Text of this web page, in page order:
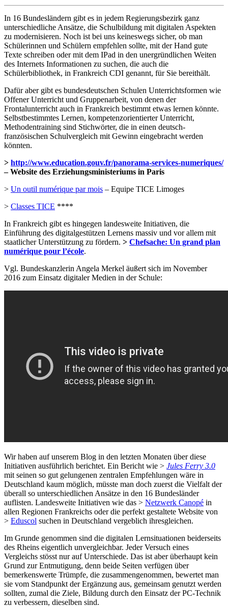
In 16 Bundesländern gibt es in jedem Regierungsbezirk ganz
unterschiedliche Ansätze, die Schulbildung mit digitalen Aspekten
zu modernisieren. Noch ist bei uns keineswegs sicher, ob man
Schülerinnen und Schülern empfehlen sollte, mit der Hand gute
Texte schreiben oder mit dem IPad in den unergründlichen Weiten
des Internets Informationen zu suchen, die auch die
Schülerbibliothek, in Frankreich CDI genannt, für Sie bereithält.
Dafür aber gibt es bundesdeutschen Schulen Unterrichtsformen wie
Offener Unterricht und Gruppenarbeit, von denen der
Frontalunterricht auch in Frankreich bestimmt etwas lernen könnte.
Selbstbestimmtes Lernen, kompetenzorientierter Unterricht,
Methodentraining sind Stichwörter, die in einen deutsch-
französischen Schulvergleich mit Gewinn eingebracht werden
könnten.
> http://www.education.gouv.fr/panorama-services-numeriques/
– Website des Erziehungsministeriums in Paris
> Un outil numérique par mois – Equipe TICE Limoges
> Classes TICE ****
In Frankreich gibt es hingegen landesweite Initiativen, die
Einführung des digitalgestützen Lernens massiv und vor allem mit
staatlicher Unterstützung zu fördern. > Chefsache: Un grand plan
numérique pour l’école.
Vgl. Bundeskanzlerin Angela Merkel äußert sich im November
2016 zum Einsatz digitaler Medien in der Schule:
Wir haben auf unserem Blog in den letzten Monaten über diese
Initiativen ausführlich berichtet. Ein Bericht wie > Jules Ferry 3.0
mit seinen so gut gelungenen zentralen Empfehlungen wäre in
Deutschland kaum möglich, müsste man doch zuerst die Vielfalt der
überall so unterschiedlichen Ansätze in den 16 Bundesländer
auflisten. Landesweite Initiativen wie das > Netzwerk Canopé in
allen Regionen Frankreichs oder die perfekt gestaltete Website von
> Eduscol suchen in Deutschland vergeblich ihresgleichen.
Im Grunde genommen sind die digitalen Lernsituationen beiderseits
des Rheins eigentlich unvergleichbar. Jeder Versuch eines
Vergleichs stösst nur auf Unterschiede. Das ist aber überhaupt kein
Grund zur Entmutigung, denn beide Seiten verfügen über
bemerkenswerte Trümpfe, die zusammengenommen, bewertet man
sie vom Standpunkt der Ergänzung aus, gemeinsam genutzt werden
sollten, zumal die Ziele, Bildung durch den Einsatz der PC-Technik
zu verbessern, dieselben sind.